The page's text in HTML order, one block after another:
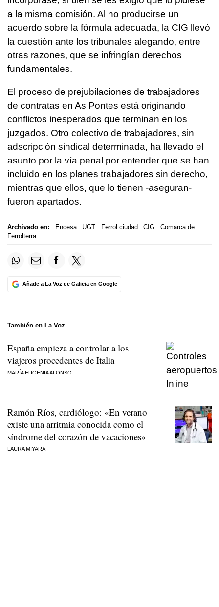
a la misma comisión. Al no producirse un
acuerdo sobre la fórmula adecuada, la CIG llevó
la cuestión ante los tribunales alegando, entre
otras razones, que se infringían derechos
fundamentales.
El proceso de prejubilaciones de trabajadores
de contratas en As Pontes está originando
conflictos inesperados que terminan en los
juzgados. Otro colectivo de trabajadores, sin
adscripción sindical determinada, ha llevado el
asunto por la vía penal por entender que se han
incluido en los planes trabajadores sin derecho,
mientras que ellos, que lo tienen -aseguran-
fueron apartados.
Archivado en: Endesa UGT Ferrol ciudad CIG
Comarca de
Ferrolterra
Añade a La Voz de Galicia en Google
También en La Voz
España empieza a controlar a los
viajeros procedentes de Italia
MARÍA EUGENIA ALONSO
Ramón Ríos, cardiólogo: «En verano
existe una arritmia conocida como el
síndrome del corazón de vacaciones»
LAURA MIYARA